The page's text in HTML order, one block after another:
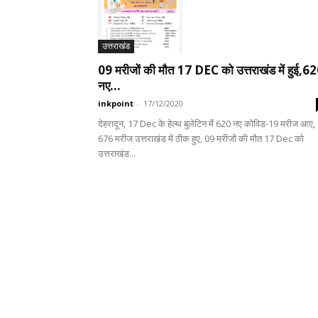
उत्तराखंड
09 मरीजों की मौत 17 DEC को उत्तराखंड में
नए...
inkpoint - 17/12/2020
देहरादून, 17 Dec के हेल्थ बुलेटिन में 620 नए कोविड-19 मरीज आए,
676 मरीज उत्तराखंड में ठीक हुए, 09 मरीजों की मौत 17 Dec को
उत्तराखंड...